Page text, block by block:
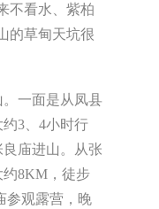
不看水、紫柏
的草甸天坑很
一面是从凤县
3、4小时行
庙进山。从张
约8KM，徒步
参观露营，晚